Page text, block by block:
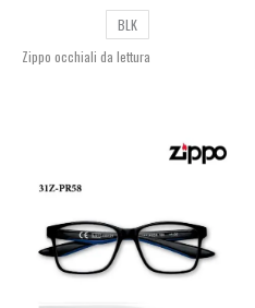
BLK
Zippo occhiali da lettura